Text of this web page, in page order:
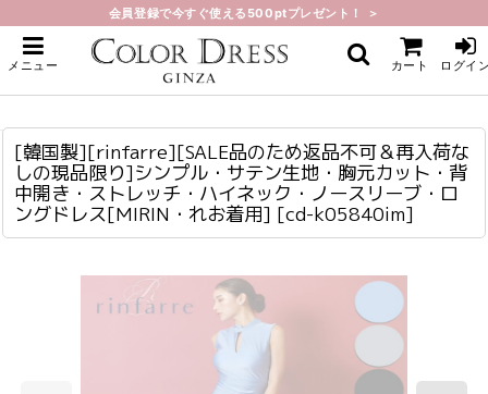
会員登録で今すぐ使える500ptプレゼント！ ＞
メニュー カート ログイ
ホーム > ロング・マキシ
[韓国製][rinfarre][SALE品のため返品不可＆再入荷なしの現品限り]シンプル・
サテン生地・胸元カット・背中開き・ストレッチ・ハイネック・ノースリーブ・
ロングドレス[MIRIN・れお着用]
[韓国製][rinfarre][SALE品のため返品不可＆再入荷な
しの現品限り]シンプル・サテン生地・胸元カット・背
中開き・ストレッチ・ハイネック・ノースリーブ・ロ
ングドレス[MIRIN・れお着用] [cd-k05840im]